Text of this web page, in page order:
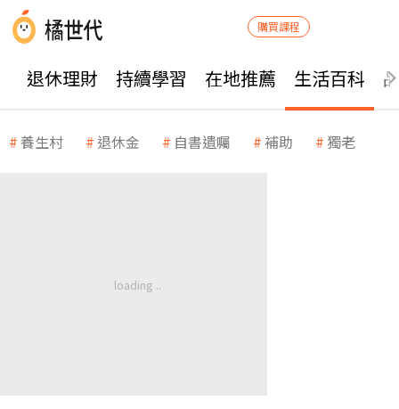
購買課程
退休理財 持續學習 在地推薦 生活百科
養生村 退休金 自書遺囑 補助 獨老